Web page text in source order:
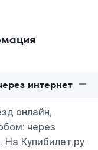
интернет
онлайн,
через
На Купибилет.ру